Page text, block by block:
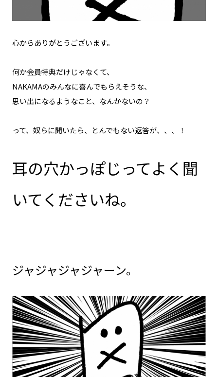
心からありがとうございます。
何か会員特典だけじゃなくて、
NAKAMAのみんなに喜んでもらえそうな、
思い出になるようなこと、なんかないの？
って、奴らに聞いたら、とんでもない返答が、、、！
耳の穴かっぽじってよく聞
いてくださいね。
ジャジャジャジャーン。